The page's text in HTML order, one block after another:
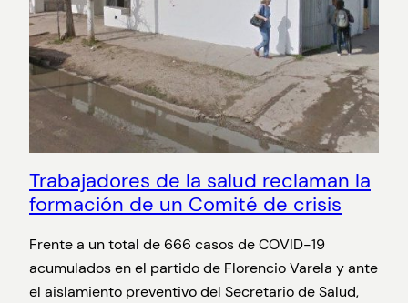
Trabajadores de la salud reclaman la
formación de un Comité de crisis
Frente a un total de 666 casos de COVID-19
acumulados en el partido de Florencio Varela y ante
el aislamiento preventivo del Secretario de Salud,